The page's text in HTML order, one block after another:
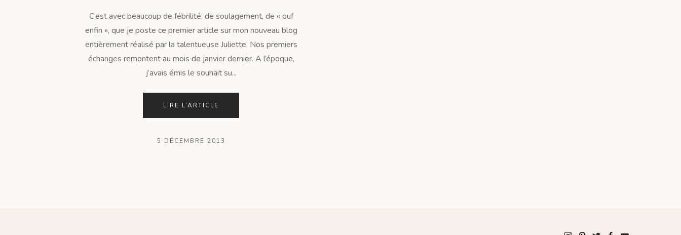
C’est avec beaucoup de fébrilité, de soulagement, de « ouf
enfin », que je poste ce premier article sur mon nouveau blog
entièrement réalisé par la talentueuse Juliette. Nos premiers
échanges remontent au mois de janvier dernier. A l’époque,
j’avais émis le souhait su...
LIRE L’ARTICLE
5 DÉCEMBRE 2013